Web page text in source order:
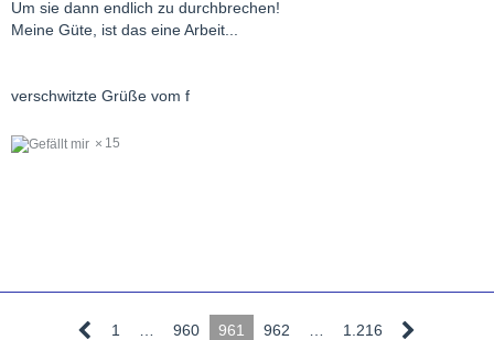
Um sie dann endlich zu durchbrechen!
Meine Güte, ist das eine Arbeit...
verschwitzte Grüße vom f
15
1 960 961 962 1.216